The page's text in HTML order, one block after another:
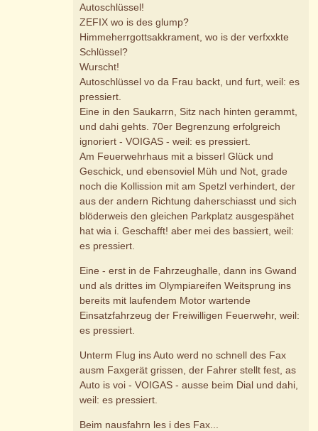
Autoschlüssel!
ZEFIX wo is des glump?
Himmeherrgottsakkrament, wo is der verfxxkte
Schlüssel?
Wurscht!
Autoschlüssel vo da Frau backt, und furt, weil: es
pressiert.
Eine in den Saukarrn, Sitz nach hinten gerammt,
und dahi gehts. 70er Begrenzung erfolgreich
ignoriert - VOIGAS - weil: es pressiert.
Am Feuerwehrhaus mit a bisserl Glück und
Geschick, und ebensoviel Müh und Not, grade
noch die Kollission mit am Spetzl verhindert, der
aus der andern Richtung daherschiasst und sich
blöderweis den gleichen Parkplatz ausgespähet
hat wia i. Geschafft! aber mei des bassiert, weil:
es pressiert.
Eine - erst in de Fahrzeughalle, dann ins Gwand
und als drittes im Olympiareifen Weitsprung ins
bereits mit laufendem Motor wartende
Einsatzfahrzeug der Freiwilligen Feuerwehr, weil:
es pressiert.
Unterm Flug ins Auto werd no schnell des Fax
ausm Faxgerät grissen, der Fahrer stellt fest, as
Auto is voi - VOIGAS - ausse beim Dial und dahi,
weil: es pressiert.
Beim nausfahrn les i des Fax...